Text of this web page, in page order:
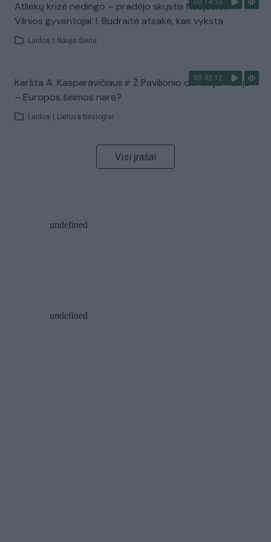
00:14:33
Atliekų krizė nedingo – pradėjo skųstis Naujosios
Vilnios gyventojai: I. Budraitė atsakė, kas vyksta
Laidos Nauja diena
00:42:12
Karšta A. Kasparavičiaus ir Ž Pavilionio diskusija: Rusija
– Europos šeimos narė?
Laidos Lietuva tiesiogiai
Visi įrašai